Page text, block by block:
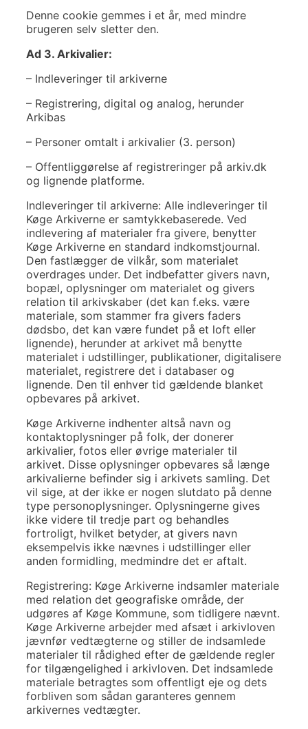
Denne cookie gemmes i et år, med mindre
brugeren selv sletter den.
Ad 3. Arkivalier:
– Indleveringer til arkiverne
– Registrering, digital og analog, herunder
Arkibas
– Personer omtalt i arkivalier (3. person)
– Offentliggørelse af registreringer på arkiv.dk
og lignende platforme.
Indleveringer til arkiverne: Alle indleveringer til
Køge Arkiverne er samtykkebaserede. Ved
indlevering af materialer fra givere, benytter
Køge Arkiverne en standard indkomstjournal.
Den fastlægger de vilkår, som materialet
overdrages under. Det indbefatter givers navn,
bopæl, oplysninger om materialet og givers
relation til arkivskaber (det kan f.eks. være
materiale, som stammer fra givers faders
dødsbo, det kan være fundet på et loft eller
lignende), herunder at arkivet må benytte
materialet i udstillinger, publikationer, digitalisere
materialet, registrere det i databaser og
lignende. Den til enhver tid gældende blanket
opbevares på arkivet.
Køge Arkiverne indhenter altså navn og
kontaktoplysninger på folk, der donerer
arkivalier, fotos eller øvrige materialer til
arkivet. Disse oplysninger opbevares så længe
arkivalierne befinder sig i arkivets samling. Det
vil sige, at der ikke er nogen slutdato på denne
type personoplysninger. Oplysningerne gives
ikke videre til tredje part og behandles
fortroligt, hvilket betyder, at givers navn
eksempelvis ikke nævnes i udstillinger eller
anden formidling, medmindre det er aftalt.
Registrering: Køge Arkiverne indsamler materiale
med relation det geografiske område, der
udgøres af Køge Kommune, som tidligere nævnt.
Køge Arkiverne arbejder med afsæt i arkivloven
jævnfør vedtægterne og stiller de indsamlede
materialer til rådighed efter de gældende regler
for tilgængelighed i arkivloven. Det indsamlede
materiale betragtes som offentligt eje og dets
forbliven som sådan garanteres gennem
arkivernes vedtægter.